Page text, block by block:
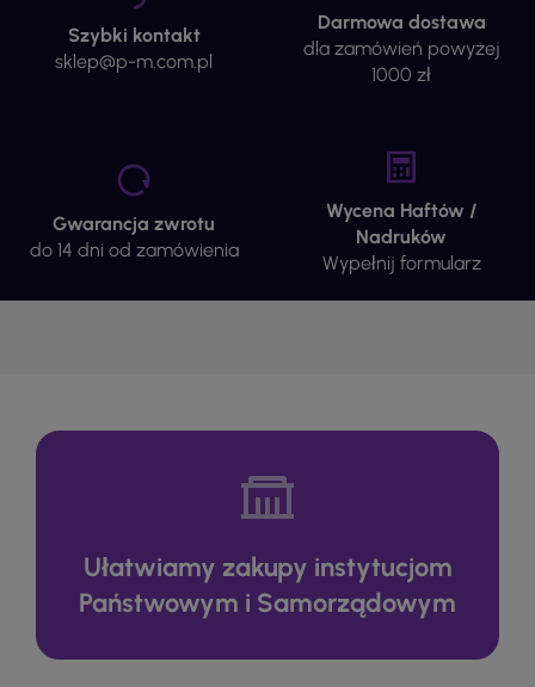
Szybki kontakt
sklep@p-m.com.pl
Darmowa dostawa
dla zamówień powyżej
1000 zł
Gwarancja zwrotu
do 14 dni od zamówienia
Wycena Haftów /
Nadruków
Wypełnij formularz
Ułatwiamy zakupy instytucjom
Państwowym i Samorządowym